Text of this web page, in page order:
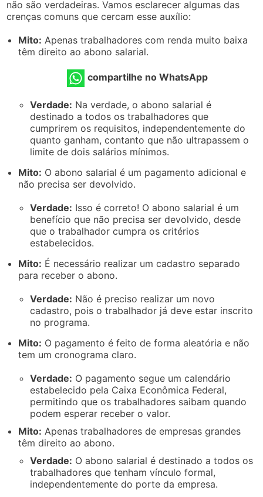
não são verdadeiras. Vamos esclarecer algumas das
crenças comuns que cercam esse auxílio:
Mito: Apenas trabalhadores com renda muito baixa
têm direito ao abono salarial.
compartilhe no WhatsApp
Verdade: Na verdade, o abono salarial é
destinado a todos os trabalhadores que
cumprirem os requisitos, independentemente do
quanto ganham, contanto que não ultrapassem o
limite de dois salários mínimos.
Mito: O abono salarial é um pagamento adicional e
não precisa ser devolvido.
Verdade: Isso é correto! O abono salarial é um
benefício que não precisa ser devolvido, desde
que o trabalhador cumpra os critérios
estabelecidos.
Mito: É necessário realizar um cadastro separado
para receber o abono.
Verdade: Não é preciso realizar um novo
cadastro, pois o trabalhador já deve estar inscrito
no programa.
Mito: O pagamento é feito de forma aleatória e não
tem um cronograma claro.
Verdade: O pagamento segue um calendário
estabelecido pela Caixa Econômica Federal,
permitindo que os trabalhadores saibam quando
podem esperar receber o valor.
Mito: Apenas trabalhadores de empresas grandes
têm direito ao abono.
Verdade: O abono salarial é destinado a todos os
trabalhadores que tenham vínculo formal,
independentemente do porte da empresa.